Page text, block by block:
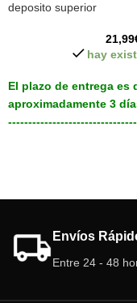
deposito superior
21,99
hay
El plazo de entrega es
aproximadamente 3
Características del
3D:
Envíos
Entre 24 - 48